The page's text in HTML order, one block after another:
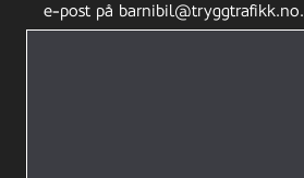
e-post på barnibil@tryggtrafikk.no.